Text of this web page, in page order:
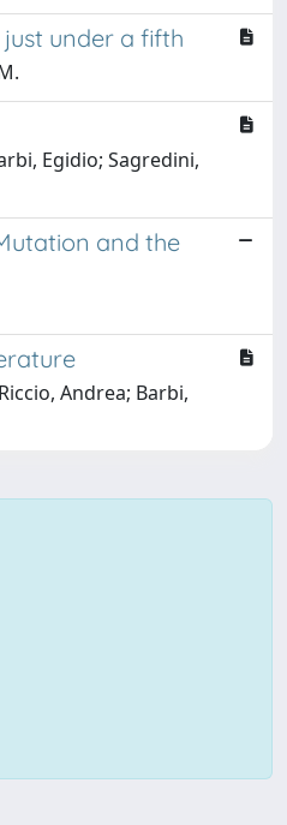
under a fifth
Egidio; Sagredini,
and the
Andrea; Barbi,